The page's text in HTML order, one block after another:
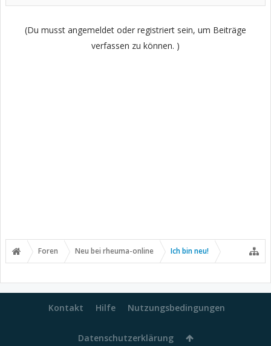
(Du musst angemeldet oder registriert sein, um Beiträge
verfassen zu können. )
Foren Neu bei rheuma-online Ich bin neu!
Kontakt Hilfe Nutzungsbedingungen
Datenschutzerklärung